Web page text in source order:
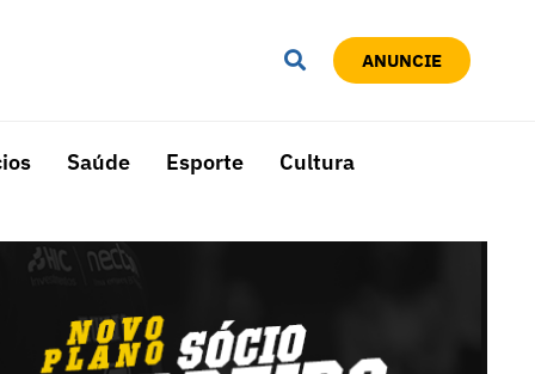
ANUNCIE
Saúde Esporte Cultura